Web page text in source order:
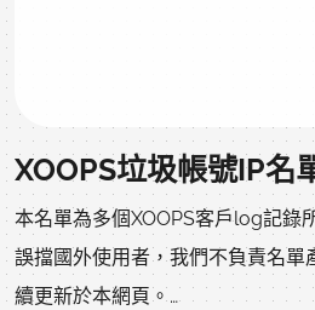
XOOPS垃圾帳號IP名
本名單為多個XOOPS客戶log記錄
誤擋國外使用者，我們不負責名單
續更新於本網頁。